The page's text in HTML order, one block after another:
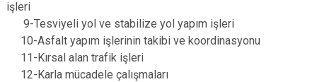
işleri
9-Tesviyeli yol ve stabilize yol yapım işleri
10-Asfalt yapım işlerinin takibi ve koordinasyonu
11-Kırsal alan trafik işleri
12-Karla mücadele çalışmaları